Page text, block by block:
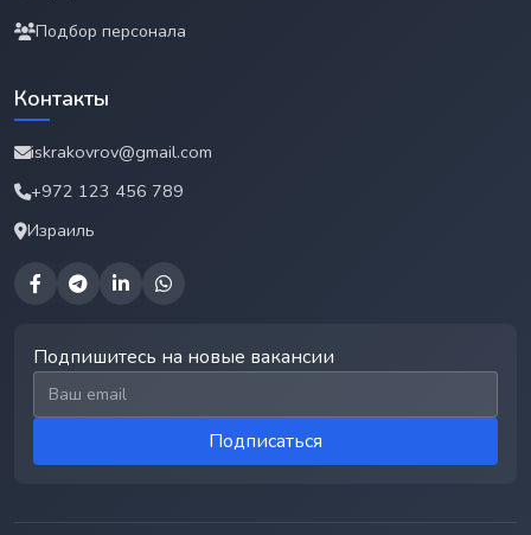
Подбор персонала
Контакты
iskrakovrov@gmail.com
+972 123 456 789
Израиль
Подпишитесь на новые вакансии
Email для подписки
Подписаться